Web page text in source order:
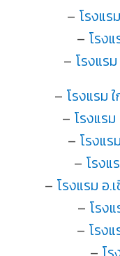
– โรงแร
– โรง
– โรงแร
– โรงแรม
– โรงแร
– โรงแร
– โรงแ
– โรงแรม อ.
– โรง
– โรง